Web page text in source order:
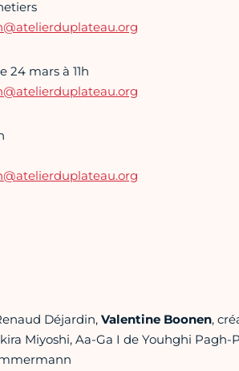
24 mars à 11h
Déjardin, Valentine Boonen,
Miyoshi, Aa-Ga I de Youhghi Pagh-